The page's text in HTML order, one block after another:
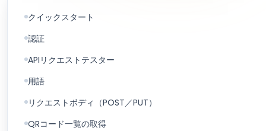
クイックスタート
認証
APIリクエストテスター
用語
リクエストボディ（POST／PUT）
QRコード一覧の取得